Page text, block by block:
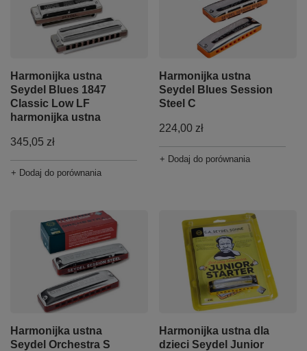
Harmonijka ustna
Seydel Blues 1847
Classic Low LF
harmonijka ustna
345,05 zł
+ Dodaj do porównania
Harmonijka ustna
Seydel Blues Session
Steel C
224,00 zł
+ Dodaj do porównania
Harmonijka ustna
Seydel Orchestra S
Harmonijka ustna dla
dzieci Seydel Junior